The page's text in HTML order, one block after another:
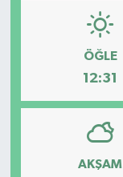
ÖĞLE
12:31
AKŞAM